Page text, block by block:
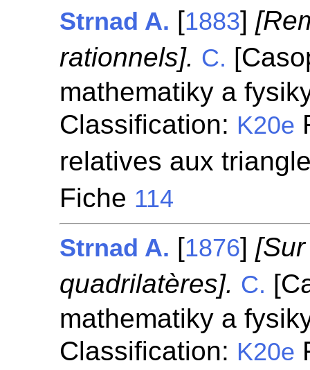
Strnad A. [1883]
rationnels]. C.
mathematiky a
Classification: K20e
relatives aux
Fiche 114
Strnad A. [1876]
quadrilatères]. C.
mathematiky a
Classification: K20e